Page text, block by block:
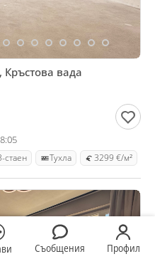
Съобщения Профил
вада
стаен Тухла 3299 €/м²